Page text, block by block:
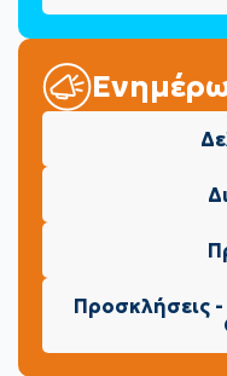
Προσκλήσεις